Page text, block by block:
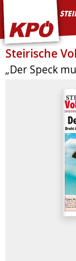
KPÖ Steiermark
Steirische
„Der Speck